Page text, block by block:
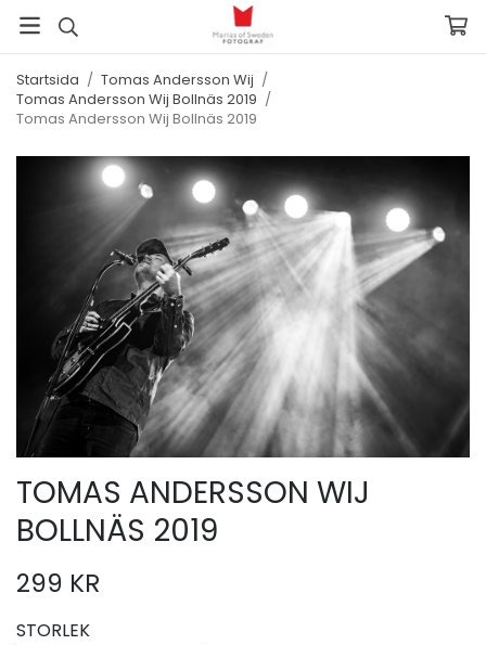
Startsida / Tomas Andersson Wij /
Tomas Andersson Wij Bollnäs 2019 /
Tomas Andersson Wij Bollnäs 2019
TOMAS ANDERSSON WIJ
BOLLNÄS 2019
299 KR
STORLEK